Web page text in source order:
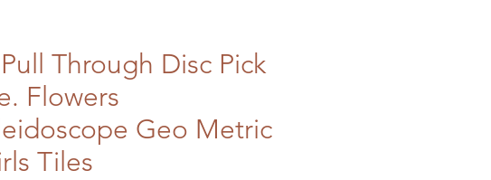
Through Disc Pick
Flowers
Geo Metric
Tiles